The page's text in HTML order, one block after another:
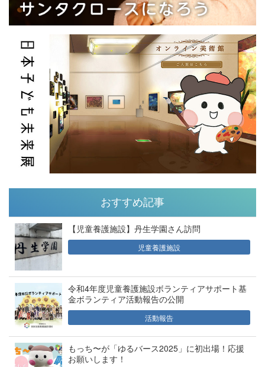
おすすめ記事
【児童養護施設】丹生学園さん訪問
児童養護施設
令和4年度児童養護施設ボランティアサポート基
金ボランティア活動報告の公開
活動報告
もっち〜が「ゆるバース2025」に初出場！応援
お願いします！